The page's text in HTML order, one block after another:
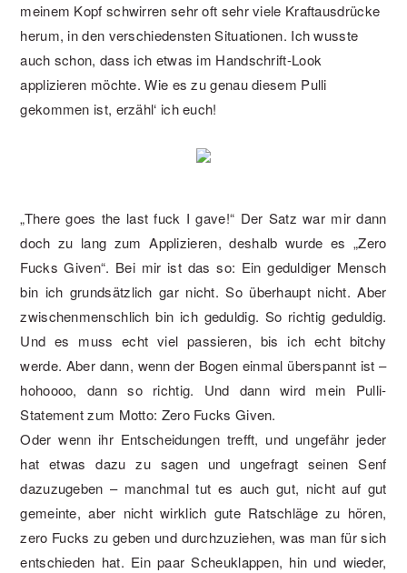
meinem Kopf schwirren sehr oft sehr viele Kraftausdrücke
herum, in den verschiedensten Situationen. Ich wusste
auch schon, dass ich etwas im Handschrift-Look
applizieren möchte. Wie es zu genau diesem Pulli
gekommen ist, erzähl‘ ich euch!
„There goes the last fuck I gave!“ Der Satz war mir dann
doch zu lang zum Applizieren, deshalb wurde es „Zero
Fucks Given“. Bei mir ist das so: Ein geduldiger Mensch
bin ich grundsätzlich gar nicht. So überhaupt nicht. Aber
zwischenmenschlich bin ich geduldig. So richtig geduldig.
Und es muss echt viel passieren, bis ich echt bitchy
werde. Aber dann, wenn der Bogen einmal überspannt ist –
hohoooo, dann so richtig. Und dann wird mein Pulli-
Statement zum Motto: Zero Fucks Given.
Oder wenn ihr Entscheidungen trefft, und ungefähr jeder
hat etwas dazu zu sagen und ungefragt seinen Senf
dazuzugeben – manchmal tut es auch gut, nicht auf gut
gemeinte, aber nicht wirklich gute Ratschläge zu hören,
zero Fucks zu geben und durchzuziehen, was man für sich
entschieden hat. Ein paar Scheuklappen, hin und wieder,